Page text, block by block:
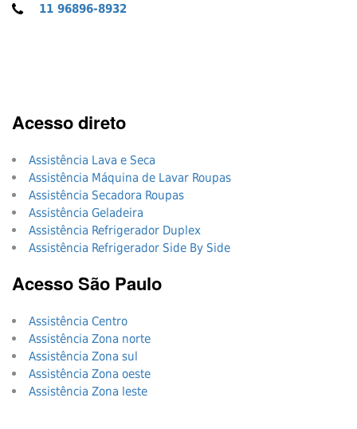
11 96896-8932
Acesso direto
Assistência Lava e Seca
Assistência Máquina de Lavar Roupas
Assistência Secadora Roupas
Assistência Geladeira
Assistência Refrigerador Duplex
Assistência Refrigerador Side By Side
Acesso São Paulo
Assistência Centro
Assistência Zona norte
Assistência Zona sul
Assistência Zona oeste
Assistência Zona leste